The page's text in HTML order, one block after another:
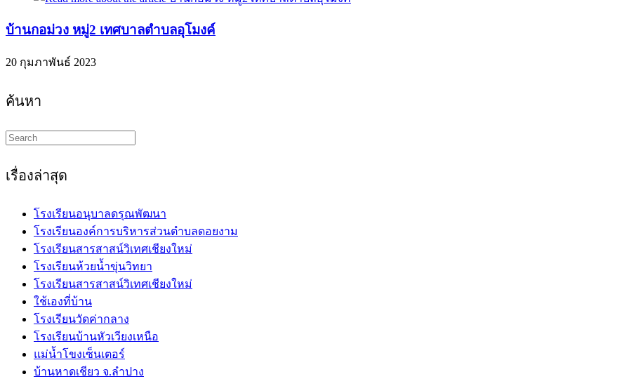
บ้านกอม่วง หมู่2 เทศบาลตำบลอุโมงค์
20 กุมภาพันธ์ 2023
ค้นหา
Search
this
เรื่องล่าสุด
โรงเรียนอนุบาลดรุณพัฒนา
โรงเรียนองค์การบริหารส่วนตำบลดอยงาม
โรงเรียนสารสาสน์วิเทศเชียงใหม่
โรงเรียนห้วยน้ำขุ่นวิทยา
โรงเรียนสารสาสน์วิเทศเชียงใหม่
ใช้เองที่บ้าน
โรงเรียนวัดค่ากลาง
โรงเรียนบ้านหัวเวียงเหนือ
แม่น้ำโขงเซ็นเตอร์
บ้านหาดเชียว จ.ลำปาง